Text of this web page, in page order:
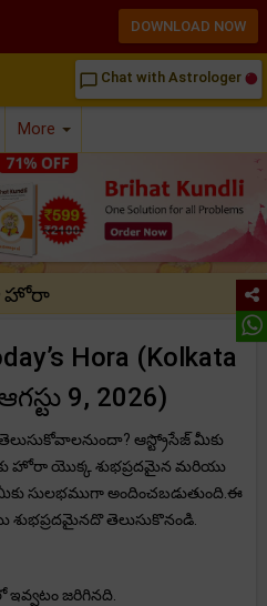
chat_bubble_outline Chat with Astrologer
More
హోరా
Hora (Kolkata
9, 2026)
ఆస్ట్రోసేజ్ మీకు
హోరా యొక్క శుభప్రదమైన మరియు
సులభముగా అందించబడుతుంది.ఈ
శుభప్రదమైనదొ తెలుసుకొనండి.
జరిగినది.
DOWNLOAD NOW